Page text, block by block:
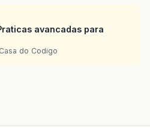
avancadas para
do Codigo